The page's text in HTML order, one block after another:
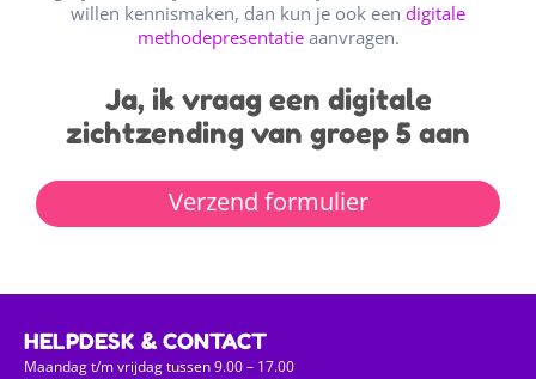
willen kennismaken, dan kun je ook een digitale
methodepresentatieaanvragen.
Ja, ik vraag een digitale
zichtzending van groep 5 aan
Verzend formulier
HELPDESK & CONTACT
Maandag t/m vrijdag tussen 9.00 – 17.00